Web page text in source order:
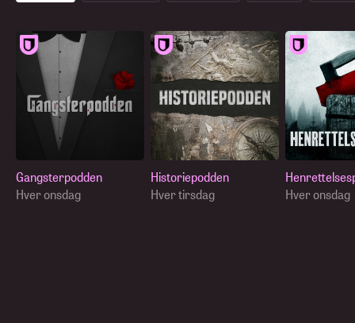
Gangsterpodden
Hver onsdag
Historiepodden
Hver tirsdag
Hver onsdag